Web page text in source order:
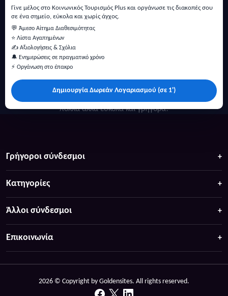
Γίνε μέλος στο Κοινωνικός Τουρισμός Plus και οργάνωσε τις διακοπές σου
σε ένα σημείο, εύκολα και χωρίς άγχος.
💬 Άμεσο Αίτημα Διαθεσιμότητας
⭐ Λίστα Αγαπημένων
✍️ Αξιολογήσεις & Σχόλια
🔔 Ενημερώσεις σε πραγματικό χρόνο
⚡ Οργάνωση στο έπακρο
Δημιουργία Δωρεάν Λογαριασμού (σε 1')
πολλά άλλα ευκολα και γρήγορα!
Γρήγοροι σύνδεσμοι
Κατηγορίες
Άλλοι σύνδεσμοι
Επικοινωνία
2026 © Copyright by Goldensites. All rights reserved.